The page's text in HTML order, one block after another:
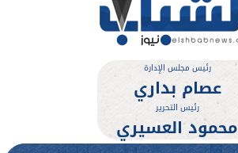
رئيس مجلس الإدارة
عصام بداري
رئيس التحرير
محمود العسيري